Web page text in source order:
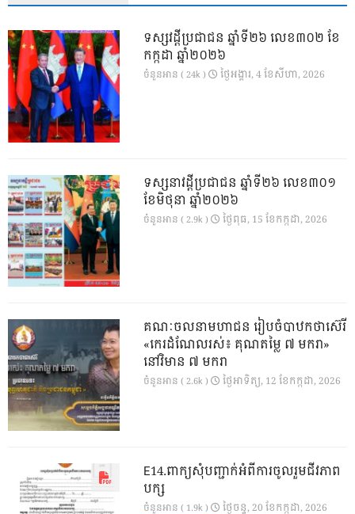
ទស្សវដ្តីប្រជាជន ឆ្នាំទី២៦ លេខ៣០២ ខែ
កក្កដា ឆ្នាំ២០២៦
ចំនួនអាន ( 24k ) ថ្ងៃ​អង្គារ, 4 ខែ​សីហា, 2026
ទស្សនាវដ្ដីប្រជាជន ឆ្នាំទី២៦ លេខ៣០១
ខែមិថុនា ឆ្នាំ២០២៦
ចំនួនអាន ( 2.9k ) ថ្ងៃ​ពុធ, 15 ខែ​កក្កដា, 2026
គណៈចលនាមហាជន រៀបចំបាឋកថាស៊េរី
«កេរដំណែលរស់៖ គុណតម្លៃ ៧ មករា»
នៅវិមាន ៧ មករា
ចំនួនអាន ( 2.6k ) ថ្ងៃ​អាទិត្យ, 12 ខែ​កក្កដា, 2026
E14.ពាក្យសុំបញ្ជាក់អំពីការចូលរួមជីវភាព
បក្ស
ចំនួនអាន ( 1.9k ) ថ្ងៃ​ចន្ទ, 20 ខែ​កក្កដា, 2026